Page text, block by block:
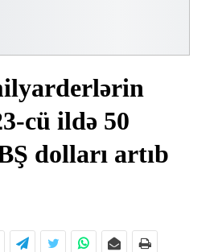
cü ildə 50
dolları artıb